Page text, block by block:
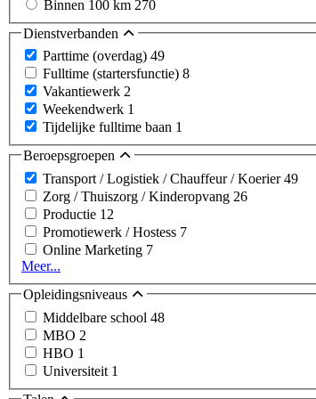
Binnen 100 km 270
Dienstverbanden
Parttime (overdag) 49
Fulltime (startersfunctie) 8
Vakantiewerk 2
Weekendwerk 1
Tijdelijke fulltime baan 1
Beroepsgroepen
Transport / Logistiek / Chauffeur / Koerier49
Zorg / Thuiszorg / Kinderopvang 26
Productie 12
Promotiewerk / Hostess 7
Online Marketing 7
Meer...
Opleidingsniveaus
Middelbare school 48
MBO 2
HBO 1
Universiteit 1